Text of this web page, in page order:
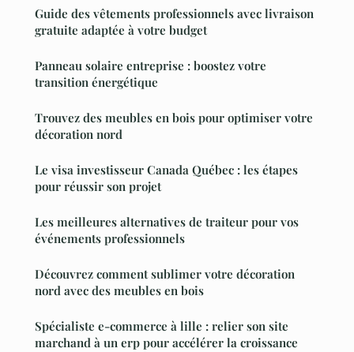
Guide des vêtements professionnels avec livraison
gratuite adaptée à votre budget
Panneau solaire entreprise : boostez votre
transition énergétique
Trouvez des meubles en bois pour optimiser votre
décoration nord
Le visa investisseur Canada Québec : les étapes
pour réussir son projet
Les meilleures alternatives de traiteur pour vos
événements professionnels
Découvrez comment sublimer votre décoration
nord avec des meubles en bois
Spécialiste e-commerce à lille : relier son site
marchand à un erp pour accélérer la croissance